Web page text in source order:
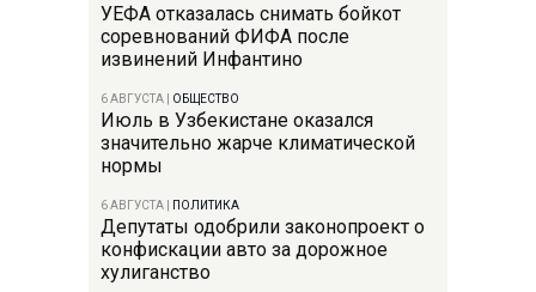
УЕФА отказалась снимать бойкот
соревнований ФИФА после
извинений Инфантино
6 АВГУСТА ОБЩЕСТВО
Июль в Узбекистане оказался
значительно жарче климатической
нормы
6 АВГУСТА ПОЛИТИКА
Депутаты одобрили законопроект о
конфискации авто за дорожное
хулиганство